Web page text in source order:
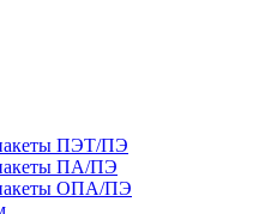
ПЭТ/ПЭ
ПА/ПЭ
ОПА/ПЭ